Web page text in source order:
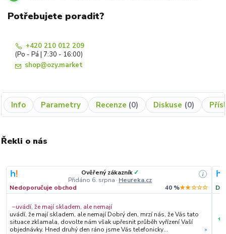
Potřebujete poradit?
+420 210 012 209
(Po - Pá | 7:30 - 16:00)
shop@ozy.market
Info Parametry Recenze 0 Diskuse 0
Řekli o nás
Ověřený zákazník✓
Přidáno 6. srpna · Heureka.cz
i
Nedoporučuje obchod 40 %★★☆☆☆
−uvádí, že mají skladem, ale nemají
uvádí, že mají skladem, ale nemají Dobrý den, mrzí nás, že Vás tato
situace zklamala, dovolte nám však upřesnit průběh vyřízení Vaší
objednávky. Hned druhý den ráno jsme Vás telefonicky
»
+